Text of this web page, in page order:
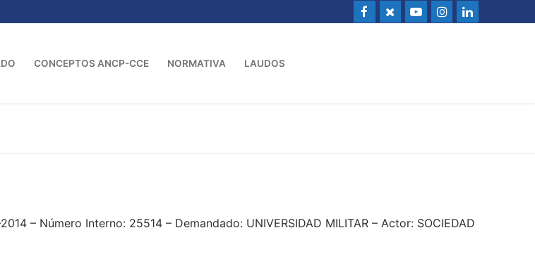
CONCEPTOS ANCP-CCE NORMATIVA LAUDOS
– Número Interno: 25514 – Demandado: UNIVERSIDAD MILITAR – Actor: SOCIEDAD